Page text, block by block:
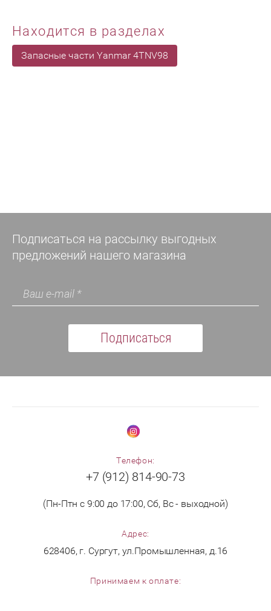
Находится в разделах
Запасные части Yanmar 4TNV98
Подписаться на рассылку выгодных
предложений нашего магазина
Подписаться
Телефон:
+7 (912) 814-90-73
(Пн-Птн с 9:00 до 17:00, Сб, Вс - выходной)
Адрес:
628406, г. Сургут, ул.Промышленная, д.16
Принимаем к оплате: